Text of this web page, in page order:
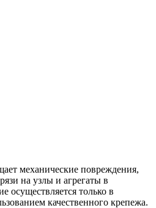
механические повреждения,
на узлы и агрегаты в
осуществляется только в
качественного крепежа.